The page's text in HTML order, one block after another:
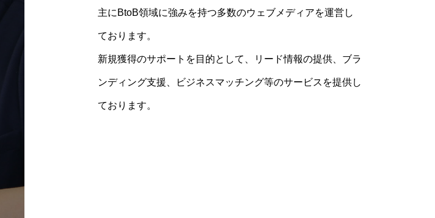
主にBtoB領域に強みを持つ多数のウェブメディアを運営し
ております。
新規獲得のサポートを目的として、リード情報の提供、ブラ
ンディング支援、ビジネスマッチング等のサービスを提供し
ております。